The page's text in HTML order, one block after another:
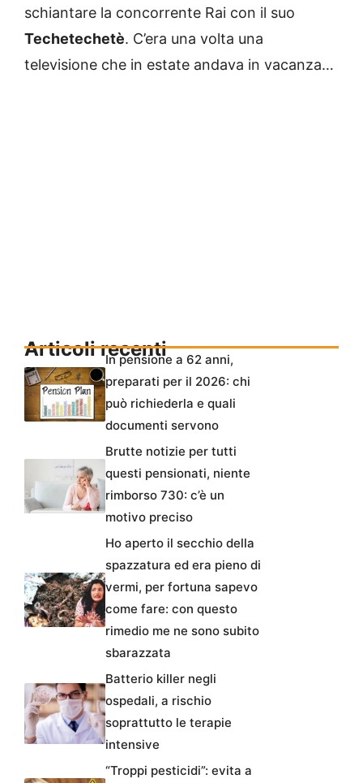
schiantare la concorrente Rai con il suo
Techetechetè. C’era una volta una
televisione che in estate andava in vacanza…
Articoli recentiIn pensione a 62 anni,
preparati per il 2026: chi
può richiederla e quali
documenti servono
Brutte notizie per tutti
questi pensionati, niente
rimborso 730: c’è un
motivo preciso
Ho aperto il secchio della
spazzatura ed era pieno di
vermi, per fortuna sapevo
come fare: con questo
rimedio me ne sono subito
sbarazzata
Batterio killer negli
ospedali, a rischio
soprattutto le terapie
intensive
“Troppi pesticidi”: evita a